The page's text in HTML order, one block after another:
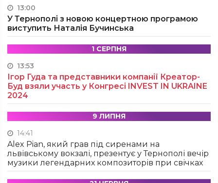
13:00
У Тернополі з новою концертною програмою
виступить Наталія Бучинська
1 СЕРПНЯ
13:53
Ігор Гуда та представники компанії Креатор-
Буд взяли участь у Конгресі INVEST IN UKRAINE
2024
9 ЛИПНЯ
14:41
Alex Pian, який грав під сиренами на
львівському вокзалі, презентує у Тернополі вечір
музики легендарних композиторів при свічках